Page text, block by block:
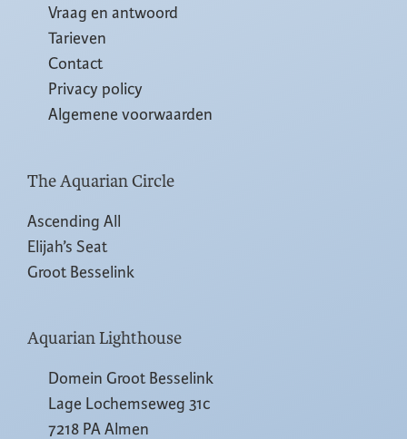
Vraag en antwoord
Tarieven
Contact
Privacy policy
Algemene voorwaarden
The Aquarian Circle
Ascending All
Elijah’s Seat
Groot Besselink
Aquarian Lighthouse
Domein Groot Besselink
Lage Lochemseweg 31c
7218 PA Almen